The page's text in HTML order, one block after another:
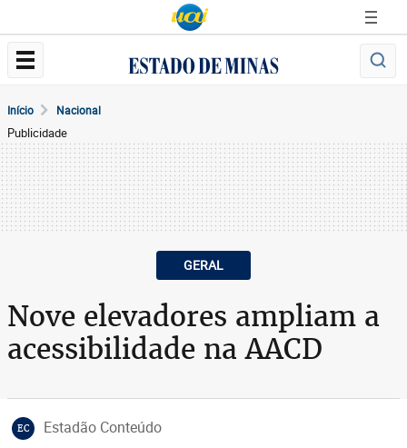
Início Nacional
Publicidade
GERAL
Nove elevadores ampliam a
acessibilidade na AACD
EC Estadão Conteúdo